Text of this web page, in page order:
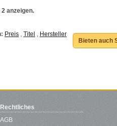
anzeigen.
Preis , Titel , Hersteller
Bieten auch
Rechtliches
AGB